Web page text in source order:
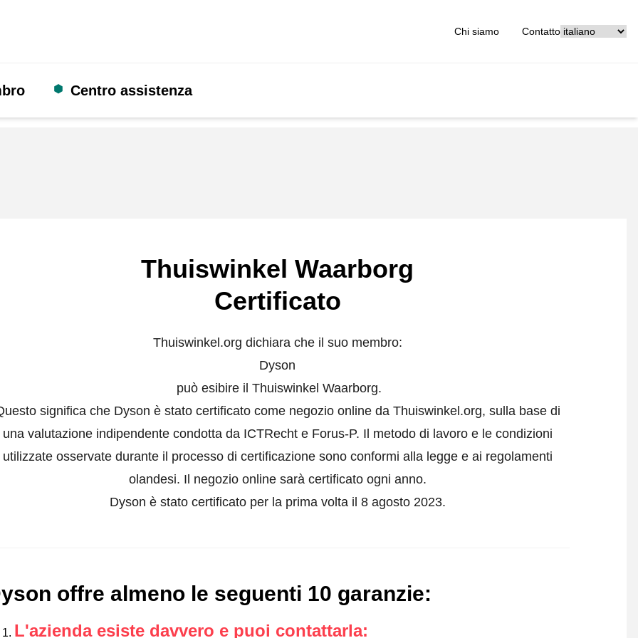
Chi siamo Contatto
Centro assistenza
Thuiswinkel Waarborg
Certificato
Thuiswinkel.org dichiara che il suo membro:
Dyson
può esibire il Thuiswinkel Waarborg.
significa che Dyson è stato certificato come negozio online da Thuiswinkel.org, sulla base di
una valutazione indipendente condotta da ICTRecht e Forus-P. Il metodo di lavoro e le condizioni
utilizzate osservate durante il processo di certificazione sono conformi alla legge e ai regolamenti
olandesi. Il negozio online sarà certificato ogni anno.
Dyson è stato certificato per la prima volta il 8 agosto 2023.
offre almeno le seguenti 10 garanzie:
L'azienda esiste davvero e puoi contattarla: